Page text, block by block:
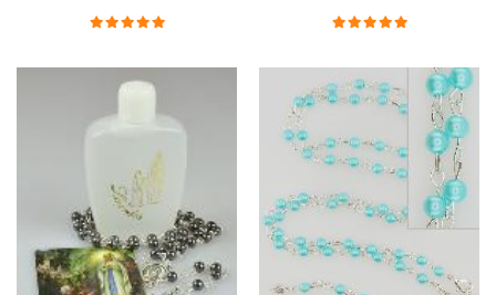
€5.00
Croix Enfant en Bois Eglise Papillons et Arc-en-ciel 15 cm
€23.00
€78.00
Huile d'Onction
€9.90
€4.90